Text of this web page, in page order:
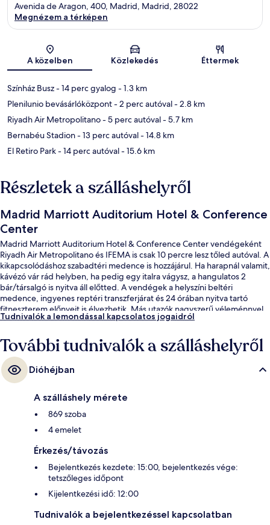
Térkép
Avenida de Aragon, 400, Madrid, Madrid, 28022
Megnézem a térképen
A közelben Közlekedés Éttermek
Színház Busz- 14 perc gyalog - 1.3 km
Plenilunio bevásárlóközpont- 2 perc autóval- 2.8 km
Riyadh Air Metropolitano- 5 perc autóval- 5.7 km
Bernabéu Stadion- 13 perc autóval- 14.8 km
El Retiro Park- 14 perc autóval- 15.6 km
Részletek a szálláshelyről
Madrid Marriott Auditorium Hotel & Conference
Center
Madrid Marriott Auditorium Hotel & Conference Center vendégeként
Riyadh Air Metropolitano és IFEMA is csak 10 percre lesz tőled autóval. A
kikapcsolódáshoz szabadtéri medence is hozzájárul. Ha harapnál valamit,
kávézó vár rád helyben, ha pedig egy italra vágysz, a hangulatos 2
bár/társalgó is nyitva áll előtted. A vendégek a helyszíni beltéri
medence, ingyenes reptéri transzferjárat és 24 órában nyitva tartó
fitneszterem előnyeit is élvezhetik. Más utazók nagyszerű véleménnyel
vannak a szálláshely következő jellemzőiről: kényelmes ágyak és
Tudnivalók a lemondással kapcsolatos jogaidról
További tudnivalók a szálláshelyről
Dióhéjban
A szálláshely mérete
869 szoba
4 emelet
Érkezés/távozás
Bejelentkezés kezdete: 15:00, bejelentkezés vége:
tetszőleges időpont
Kijelentkezési idő: 12:00
Tudnivalók a bejelentkezéssel kapcsolatban